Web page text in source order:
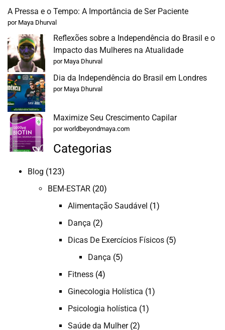
A Pressa e o Tempo: A Importância de Ser Paciente
por Maya Dhurval
Reflexões sobre a Independência do Brasil e o
Impacto das Mulheres na Atualidade
por Maya Dhurval
Dia da Independência do Brasil em Londres
por Maya Dhurval
Maximize Seu Crescimento Capilar
por worldbeyondmaya.com
Categorias
Blog (123)
BEM-ESTAR (20)
Alimentação Saudável (1)
Dança (2)
Dicas De Exercícios Físicos (5)
Dança (5)
Fitness (4)
Ginecologia Holística (1)
Psicologia holística (1)
Saúde da Mulher(2)